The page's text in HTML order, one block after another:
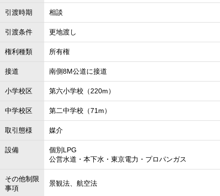
引渡時期 相談
引渡条件 更地渡し
権利種類 所有権
接道 南側8M公道に接道
小学校区 第六小学校（220m）
中学校区 第二中学校（71m）
取引態様 媒介
設備
個別LPG
公営水道・本下水・東京電力・プロパンガス
その他制限
事項
景観法、航空法